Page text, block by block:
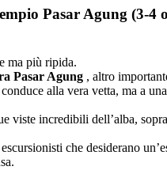
Pasar Agung (3-4
ma più ripida.
Pasar Agung , altro
alla vera vetta, ma a
viste incredibili dell’alba,
che desiderano